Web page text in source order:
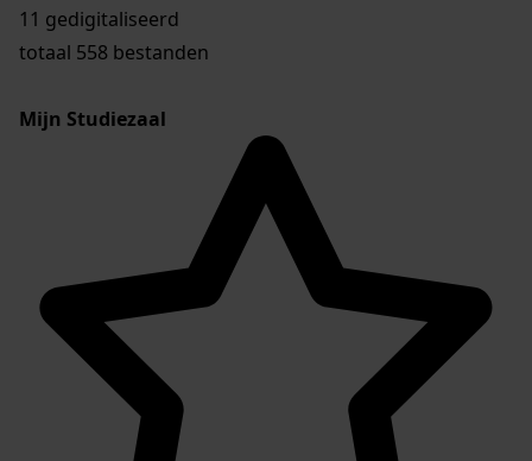
11 gedigitaliseerd
totaal 558 bestanden
Mijn Studiezaal